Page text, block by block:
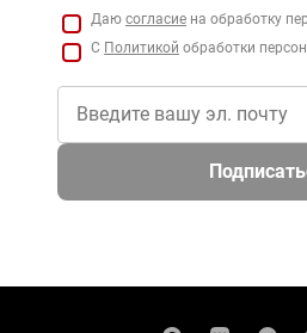
Даю согласие на обработку
С Политикой обработки